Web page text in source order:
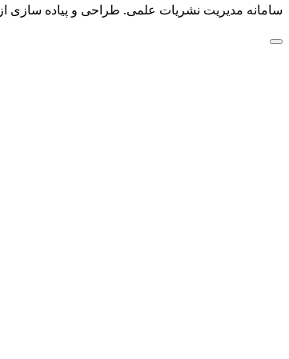
سامانه مدیریت نشریات علمی. طراحی و پیاده سازی از